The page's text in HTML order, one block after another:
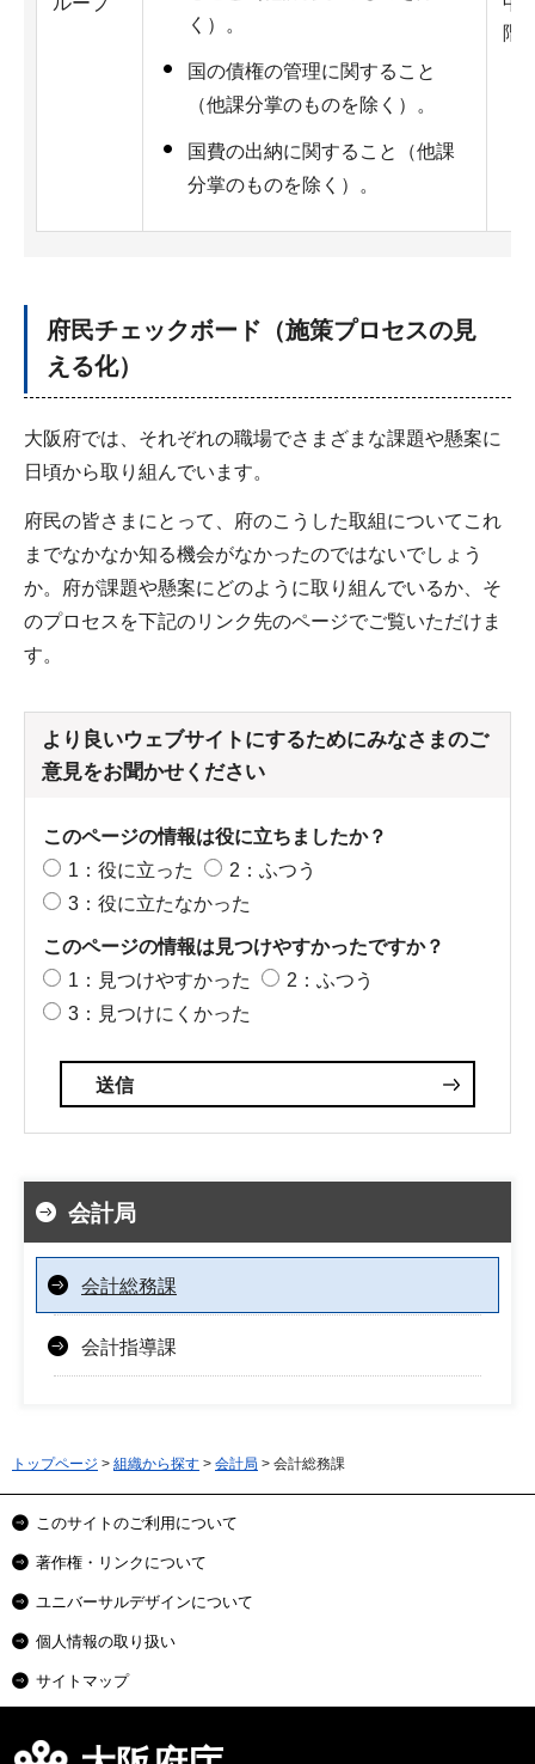
く）。
国の債権の管理に関すること
（他課分掌のものを除く）。
国費の出納に関すること（他課
分掌のものを除く）。
階
府民チェックボード（施策プロセスの見
える化）
大阪府では、それぞれの職場でさまざまな課題や懸案に
日頃から取り組んでいます。
府民の皆さまにとって、府のこうした取組についてこれ
までなかなか知る機会がなかったのではないでしょう
か。府が課題や懸案にどのように取り組んでいるか、そ
のプロセスを下記のリンク先のページでご覧いただけま
す。
より良いウェブサイトにするためにみなさまのご
意見をお聞かせください
このページの情報は役に立ちましたか？
1：役に立った
2：ふつう
3：役に立たなかった
このページの情報は見つけやすかったですか？
1：見つけやすかった
2：ふつう
3：見つけにくかった
会計局
会計総務課
会計指導課
トップページ > 組織から探す > 会計局 > 会計総務課
このサイトのご利用について
著作権・リンクについて
ユニバーサルデザインについて
個人情報の取り扱い
サイトマップ